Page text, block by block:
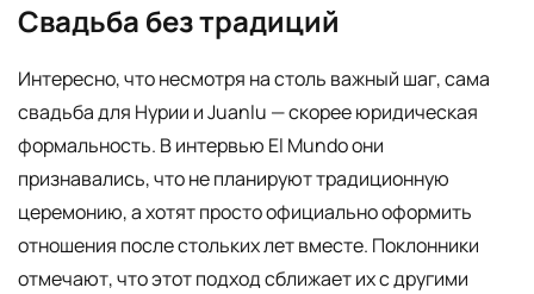
Свадьба без традиций
Интересно, что несмотря на столь важный шаг, сама
свадьба для Нурии и Juanlu — скорее юридическая
формальность. В интервью El Mundo они
признавались, что не планируют традиционную
церемонию, а хотят просто официально оформить
отношения после стольких лет вместе. Поклонники
отмечают, что этот подход сближает их с другими